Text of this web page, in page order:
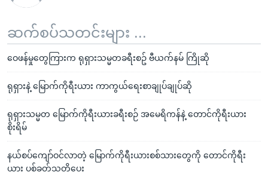
ဆက်စပ်သတင်းများ ...
ဝေဖန်မှုတွေကြားက ရုရှားသမ္မတခရီးစဥ် ဗီယက်နမ် ကြိုဆို
ရုရှားနဲ့ မြောက်ကိုရီးယား ကာကွယ်ရေးစာချုပ်ချုပ်ဆို
ရုရှားသမ္မတ မြောက်ကိုရီးယားခရီးစဉ် အမေရိကန်နဲ့ တောင်ကိုရီးယား
စိုးရိမ်
နယ်စပ်ကျော်ဝင်လာတဲ့ မြောက်ကိုရီးယားစစ်သားတွေကို တောင်ကိုရီး
ယား ပစ်ခတ်သတိပေး